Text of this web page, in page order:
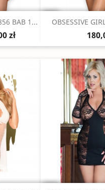
podgląd
BAB 1...
zł

OBSESSIVE